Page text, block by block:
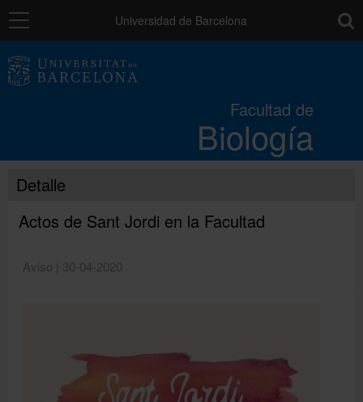
Navegación Universidad de Barcelona
Facultad de
Biología
Estudios
Directorio
Detalle
Actos de Sant Jordi en la Facultad
Aviso | 30-04-2020